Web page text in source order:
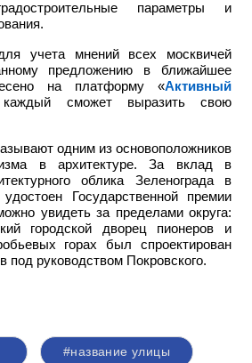
параметры и
учета мнений всех москвичей
предложению в ближайшее
на платформу «Активный
сможет выразить свою
одним из основоположников
в архитектуре. За вклад в
облика Зеленограда в
Государственной премии
увидеть за пределами округа:
городской дворец пионеров и
горах был спроектирован
под руководством Покровского.
#название улицы